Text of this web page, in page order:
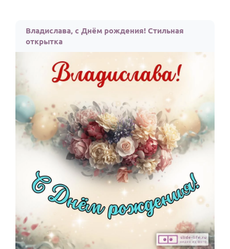
Владислава, с Днём рождения! Стильная
открытка